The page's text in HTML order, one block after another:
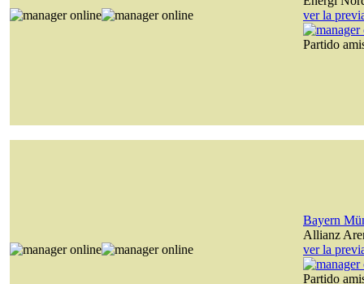
ver la
Partido
Bayern
Allianz
ver la
Partido